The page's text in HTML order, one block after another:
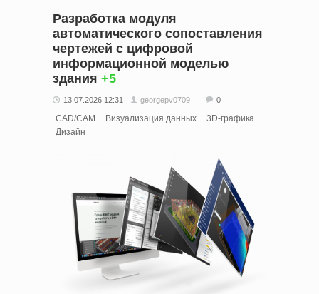
Разработка модуля
автоматического сопоставления
чертежей с цифровой
информационной моделью
здания +5
13.07.2026 12:31 georgepv0709 0
CAD/CAM Визуализация данных
3D-графика
Дизайн